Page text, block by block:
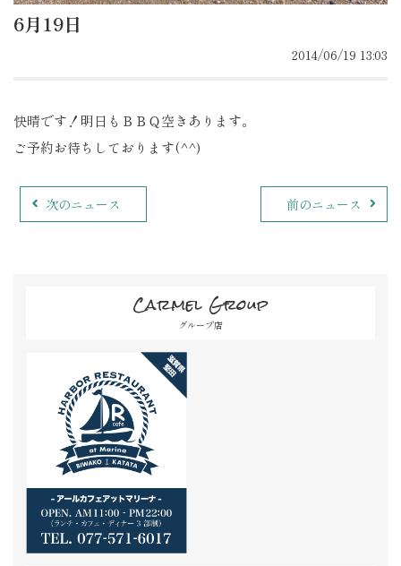
6月19日
2014/06/19 13:03
快晴です！明日もＢＢＱ空きあります。
ご予約お待ちしております(^^)
次のニュース 前のニュース
Carmel Group
グループ店